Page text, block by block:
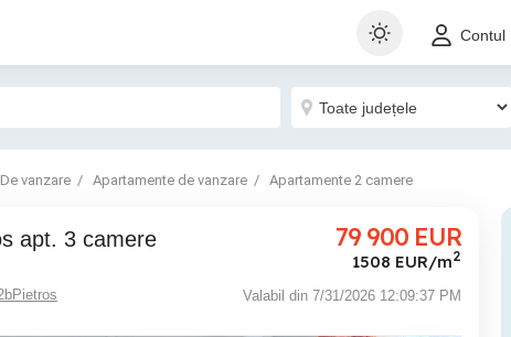
Contul
De vanzare Apartamente de vanzare Apartamente 2 camere
apt. 3 camere 79 900 EUR
1508 EUR/m2
Valabil din 7/31/2026 12:09:37 PM